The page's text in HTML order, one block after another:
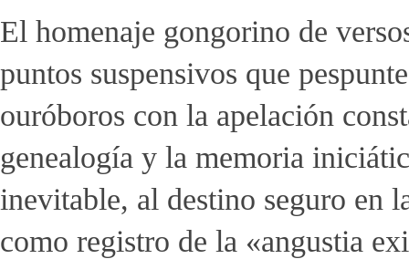
El homenaje gongorino de
puntos suspensivos que
ouróboros con la apelación
genealogía y la memoria
inevitable, al destino seguro
como registro de la «angustia